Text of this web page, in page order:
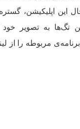
این اپلیکیشن،
تگ‌ها به تصویر خود
مربوطه را از